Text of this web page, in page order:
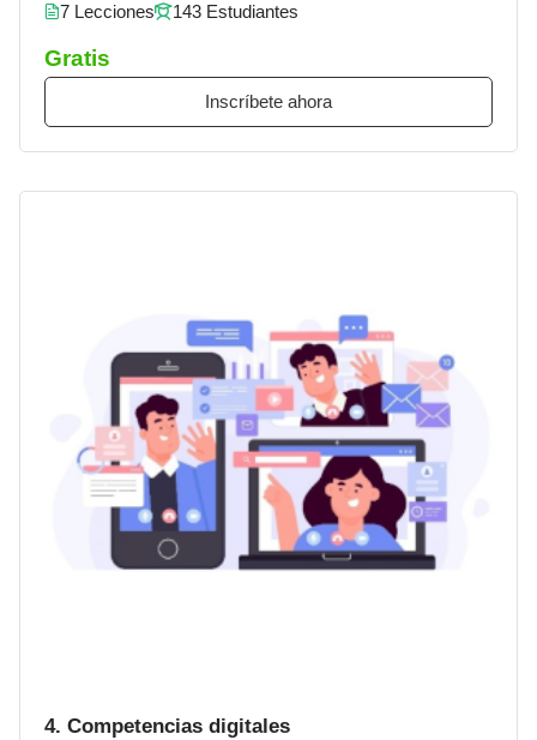
7 Lecciones 143 Estudiantes
Gratis
Inscríbete ahora
4. Competencias digitales